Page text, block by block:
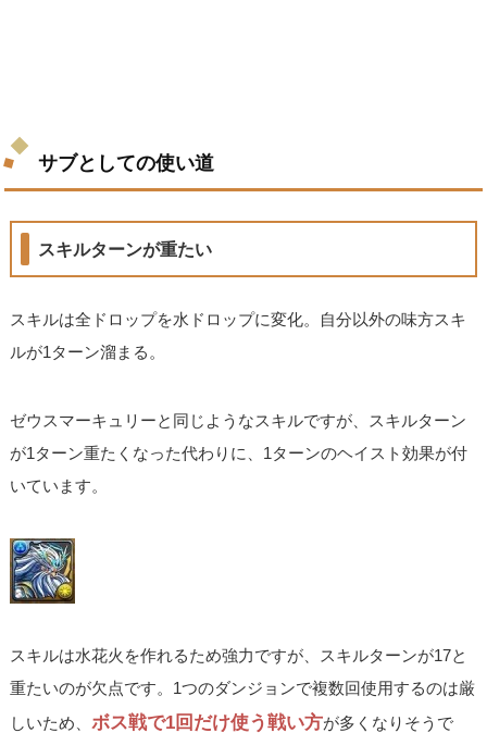
サブとしての使い道
スキルターンが重たい
スキルは全ドロップを水ドロップに変化。自分以外の味方スキ
ルが1ターン溜まる。
ゼウスマーキュリーと同じようなスキルですが、スキルターン
が1ターン重たくなった代わりに、1ターンのヘイスト効果が付
いています。
スキルは水花火を作れるため強力ですが、スキルターンが17と
重たいのが欠点です。1つのダンジョンで複数回使用するのは厳
しいため、ボス戦で1回だけ使う戦い方が多くなりそうで